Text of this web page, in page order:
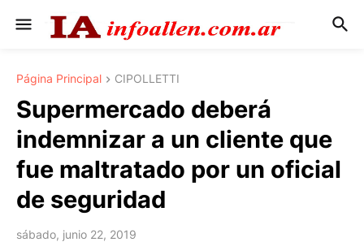
Página Principal CIPOLLETTI
Supermercado deberá
indemnizar a un cliente que
fue maltratado por un oficial
de seguridad
sábado, junio 22, 2019